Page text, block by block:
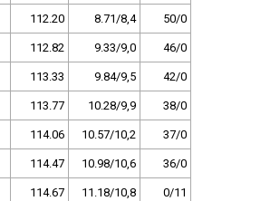
112.20 8.71/8,4 50/0
112.82 9.33/9,0 46/0
113.33 9.84/9,5 42/0
113.77 10.28/9,9 38/0
114.06 10.57/10,2 37/0
114.47 10.98/10,6 36/0
114.67 11.18/10,8 0/11